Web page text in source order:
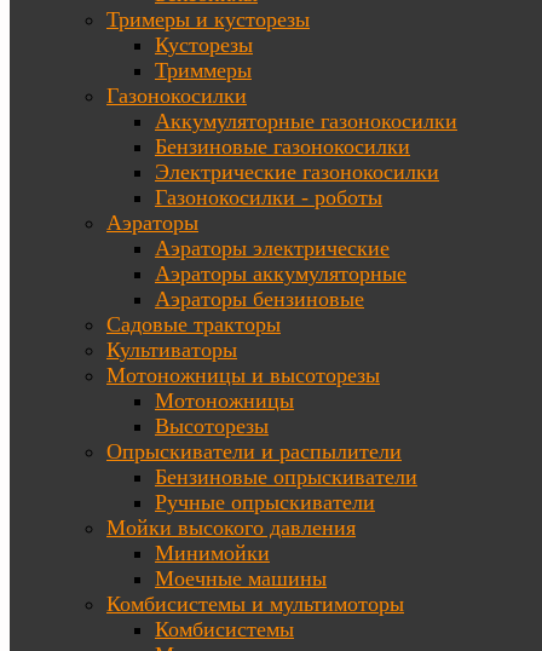
Тримеры и кусторезы
Кусторезы
Триммеры
Газонокосилки
Аккумуляторные газонокосилки
Бензиновые газонокосилки
Электрические газонокосилки
Газонокосилки - роботы
Аэраторы
Аэраторы электрические
Аэраторы аккумуляторные
Аэраторы бензиновые
Садовые тракторы
Культиваторы
Мотоножницы и высоторезы
Мотоножницы
Высоторезы
Опрыскиватели и распылители
Бензиновые опрыскиватели
Ручные опрыскиватели
Мойки высокого давления
Минимойки
Моечные машины
Комбисистемы и мультимоторы
Комбисистемы